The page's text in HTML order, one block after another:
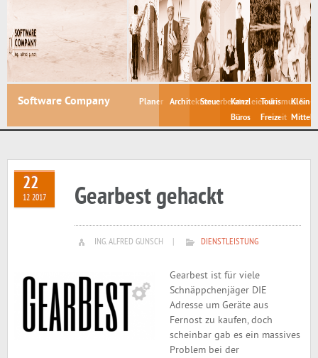
Software Company Planer ArchitektenSteuerberaterKanzleien &
Büros
Tourismus &
Freizeit
Klein-
22
12 2017 Gearbest gehackt
ING. ALFRED GUNSCH DIENSTLEISTUNG
Gearbest ist für viele
Schnäppchenjäger DIE
Adresse um Geräte aus
Fernost zu kaufen, doch
scheinbar gab es ein massives
Problem bei der